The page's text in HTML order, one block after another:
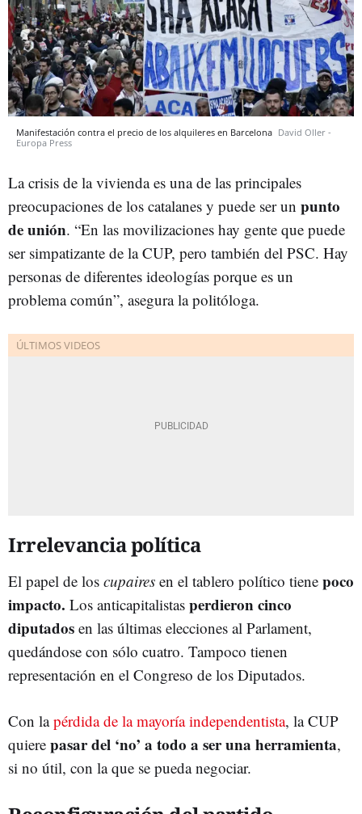
Manifestación contra el precio de los alquileres en Barcelona David Oller -
Europa Press
La crisis de la vivienda es una de las principales
preocupaciones de los catalanes y puede ser un punto
de unión. “En las movilizaciones hay gente que puede
ser simpatizante de la CUP, pero también del PSC. Hay
personas de diferentes ideologías porque es un
problema común”, asegura la politóloga.
Irrelevancia política
El papel de los cupaires en el tablero político tiene poco
impacto. Los anticapitalistas perdieron cinco
diputados en las últimas elecciones al Parlament,
quedándose con sólo cuatro. Tampoco tienen
representación en el Congreso de los Diputados.
Con lapérdida de la mayoría independentista, la CUP
quiere pasar del ‘no’ a todo a ser una herramienta,
si no útil, con la que se pueda negociar.